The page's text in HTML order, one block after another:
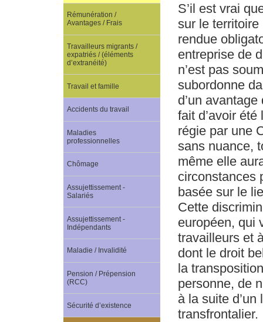
S’il est vrai
sur le territoire
rendue
entreprise de
n’est pas
subordonne
d’un
fait d’avoir
régie par une
sans nuance,
même elle
circonstances
basée sur le
Cette
européen, qui
travailleurs et
dont le droit
la
personne, de
à la suite
transfrontalier.
Rémunération /
Avantages / Frais
Travailleurs migrants /
expatriés / (éléments
d’extranéité)
Travail et famille
Accidents du travail
Maladies
professionnelles
Chômage
Assujettissement -
Salariés
Assujettissement -
Indépendants
Maladie / Invalidité
Pension / Prépension
(RCC)
Sécurité d’existence